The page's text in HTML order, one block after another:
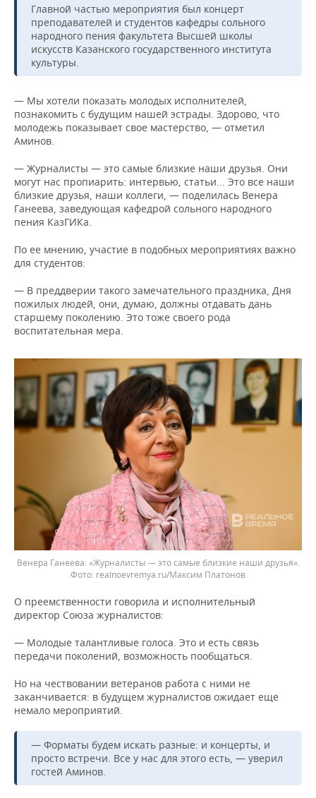
Главной частью мероприятия был концерт
преподавателей и студентов кафедры сольного
народного пения факультета Высшей школы
искусств Казанского государственного института
культуры.
— Мы хотели показать молодых исполнителей,
познакомить с будущим нашей эстрады. Здорово, что
молодежь показывает свое мастерство, — отметил
Аминов.
— Журналисты — это самые близкие наши друзья. Они
могут нас пропиарить: интервью, статьи... Это все наши
близкие друзья, наши коллеги, — поделилась Венера
Ганеева, заведующая кафедрой сольного народного
пения КазГИКа.
По ее мнению, участие в подобных мероприятиях важно
для студентов:
— В преддверии такого замечательного праздника, Дня
пожилых людей, они, думаю, должны отдавать дань
старшему поколению. Это тоже своего рода
воспитательная мера.
Венера Ганеева: «Журналисты — это самые близкие наши друзья».
realnoevremya.ru/Максим Платонов
О преемственности говорила и исполнительный
директор Союза журналистов:
— Молодые талантливые голоса. Это и есть связь
передачи поколений, возможность пообщаться.
Но на чествовании ветеранов работа с ними не
заканчивается: в будущем журналистов ожидает еще
немало мероприятий.
— Форматы будем искать разные: и концерты, и
просто встречи. Все у нас для этого есть, — уверил
гостей Аминов.